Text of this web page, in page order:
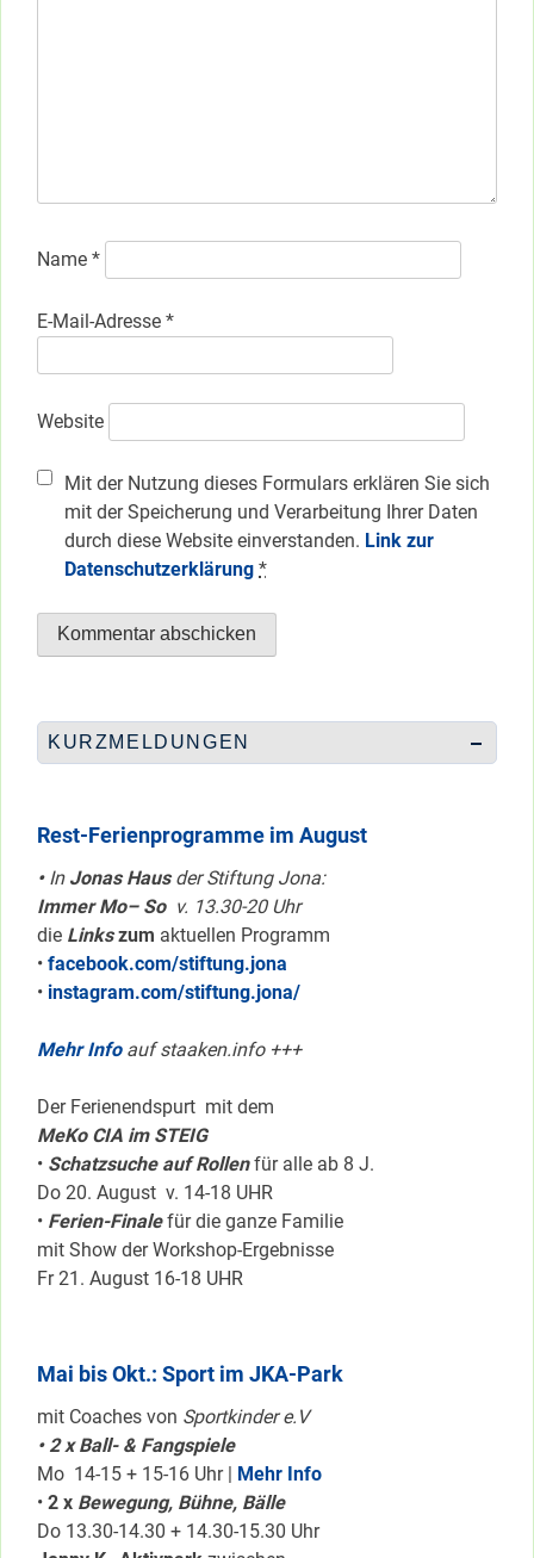
Name *
E-Mail-Adresse *
Website
Mit der Nutzung dieses Formulars erklären Sie sich
mit der Speicherung und Verarbeitung Ihrer Daten
durch diese Website einverstanden. Link zur
Datenschutzerklärung *
KURZMELDUNGEN
Rest-Ferienprogramme im August
•InJonas Hausder Stiftung Jona:
Immer Mo– So v. 13.30-20 Uhr
die Linkszum aktuellen Programm
• facebook.com/stiftung.jona
• instagram.com/stiftung.jona/
Mehr Infoauf staaken.info +++
Der Ferienendspurt mit dem
MeKo CIA im STEIG
• Schatzsuche auf Rollenfür alle ab 8 J.
Do 20. August v. 14-18 UHR
• Ferien-Finalefür die ganze Familie
mit Show der Workshop-Ergebnisse
Fr 21. August 16-18 UHR
Mai bis Okt.: Sport im JKA-Park
mit Coaches von Sportkinder e.V
• 2 x Ball- & Fangspiele
Mo 14-15 + 15-16 Uhr | Mehr Info
• 2 x Bewegung, Bühne, Bälle
Do 13.30-14.30 + 14.30-15.30 Uhr